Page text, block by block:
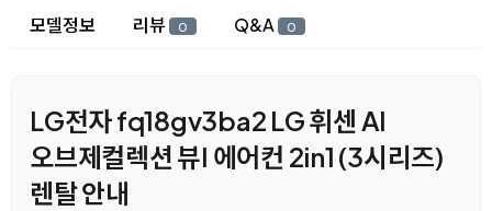
상세 정보
모델정보 리뷰 0 Q&A 0
LG전자 fq18gv3ba2 LG 휘센 AI
오브제컬렉션 뷰I 에어컨 2in1 (3시리즈)
렌탈 안내